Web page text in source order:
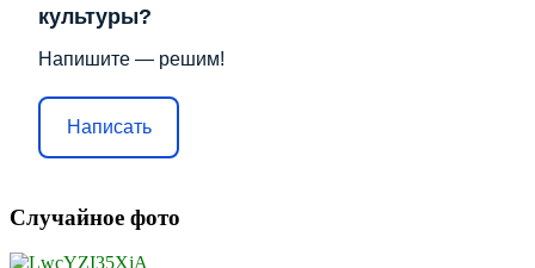
культуры?
Напишите — решим!
Написать
Случайное фото